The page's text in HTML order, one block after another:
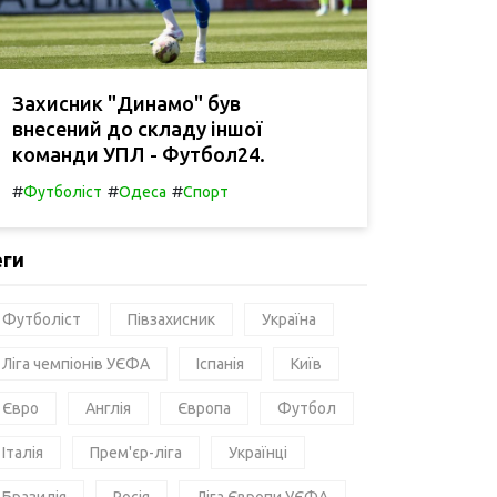
Захисник "Динамо" був
внесений до складу іншої
команди УПЛ - Футбол24.
#Футболіст #Одеса #Спорт
Футболіст Півзахисник Україна
Ліга чемпіонів УЄФА Іспанія Київ
Євро Англія Європа Футбол
Італія Прем'єр-ліга Українці